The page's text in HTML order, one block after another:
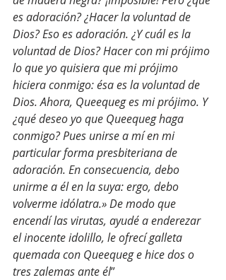
es adoración? ¿Hacer la voluntad de
Dios? Eso es adoración. ¿Y cuál es la
voluntad de Dios? Hacer con mi prójimo
lo que yo quisiera que mi prójimo
hiciera conmigo: ésa es la voluntad de
Dios. Ahora, Queequeg es mi prójimo. Y
¿qué deseo yo que Queequeg haga
conmigo? Pues unirse a mí en mi
particular forma presbiteriana de
adoración. En consecuencia, debo
unirme a él en la suya: ergo, debo
volverme idólatra.» De modo que
encendí las virutas, ayudé a enderezar
el inocente idolillo, le ofrecí galleta
quemada con Queequeg e hice dos o
tres zalemas ante él”